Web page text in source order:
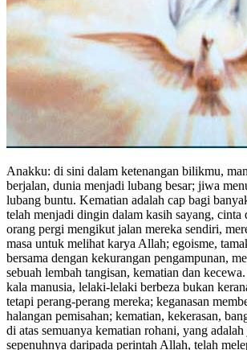
Anakku: di sini dalam ketenangan bilikmu,
berjalan, dunia menjadi lubang besar; jiwa
lubang buntu. Kematian adalah cap bagi
telah menjadi dingin dalam kasih sayang, cinta
orang pergi mengikut jalan mereka sendiri,
masa untuk melihat karya Allah; egoisme,
bersama dengan kekurangan pengampunan,
sebuah lembah tangisan, kematian dan
kala manusia, lelaki-lelaki berbeza bukan
tetapi perang-perang mereka; keganasan
halangan pemisahan; kematian, kekerasan,
di atas semuanya kematian rohani, yang
sepenuhnya daripada perintah Allah, telah